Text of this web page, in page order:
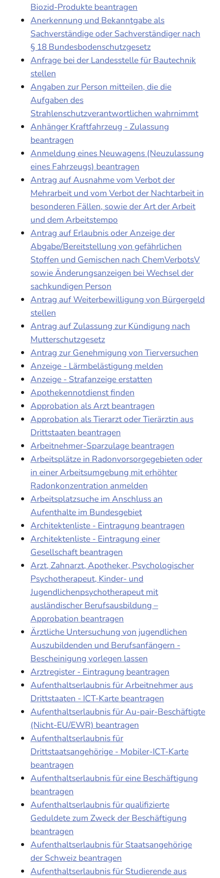
Biozid-Produkte beantragen
Anerkennung und Bekanntgabe als
Sachverständige oder Sachverständiger nach
§ 18 Bundesbodenschutzgesetz
Anfrage bei der Landesstelle für Bautechnik
stellen
Angaben zur Person mitteilen, die die
Aufgaben des
Strahlenschutzverantwortlichen wahrnimmt
Anhänger Kraftfahrzeug - Zulassung
beantragen
Anmeldung eines Neuwagens (Neuzulassung
eines Fahrzeugs) beantragen
Antrag auf Ausnahme vom Verbot der
Mehrarbeit und vom Verbot der Nachtarbeit in
besonderen Fällen, sowie der Art der Arbeit
und dem Arbeitstempo
Antrag auf Erlaubnis oder Anzeige der
Abgabe/Bereitstellung von gefährlichen
Stoffen und Gemischen nach ChemVerbotsV
sowie Änderungsanzeigen bei Wechsel der
sachkundigen Person
Antrag auf Weiterbewilligung von Bürgergeld
stellen
Antrag auf Zulassung zur Kündigung nach
Mutterschutzgesetz
Antrag zur Genehmigung von Tierversuchen
Anzeige - Lärmbelästigung melden
Anzeige - Strafanzeige erstatten
Apothekennotdienst finden
Approbation als Arzt beantragen
Approbation als Tierarzt oder Tierärztin aus
Drittstaaten beantragen
Arbeitnehmer-Sparzulage beantragen
Arbeitsplätze in Radonvorsorgegebieten oder
in einer Arbeitsumgebung mit erhöhter
Radonkonzentration anmelden
Arbeitsplatzsuche im Anschluss an
Aufenthalte im Bundesgebiet
Architektenliste - Eintragung beantragen
Architektenliste - Eintragung einer
Gesellschaft beantragen
Arzt, Zahnarzt, Apotheker, Psychologischer
Psychotherapeut, Kinder- und
Jugendlichenpsychotherapeut mit
ausländischer Berufsausbildung –
Approbation beantragen
Ärztliche Untersuchung von jugendlichen
Auszubildenden und Berufsanfängern -
Bescheinigung vorlegen lassen
Arztregister - Eintragung beantragen
Aufenthaltserlaubnis für Arbeitnehmer aus
Drittstaaten - ICT-Karte beantragen
Aufenthaltserlaubnis für Au-pair-Beschäftigte
(Nicht-EU/EWR) beantragen
Aufenthaltserlaubnis für
Drittstaatsangehörige - Mobiler-ICT-Karte
beantragen
Aufenthaltserlaubnis für eine Beschäftigung
beantragen
Aufenthaltserlaubnis für qualifizierte
Geduldete zum Zweck der Beschäftigung
beantragen
Aufenthaltserlaubnis für Staatsangehörige
der Schweiz beantragen
Aufenthaltserlaubnis für Studierende aus